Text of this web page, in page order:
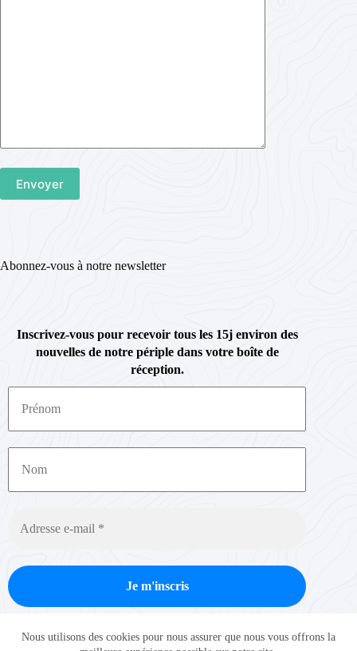
Nous utilisons des cookies pour nous assurer que nous vous offrons la
Abonnez-vous à notre newsletter
Inscrivez-vous pour recevoir tous les 15j environ des
nouvelles de notre périple dans votre boîte de
réception.
Nous ne spammons pas ! Consultez notre